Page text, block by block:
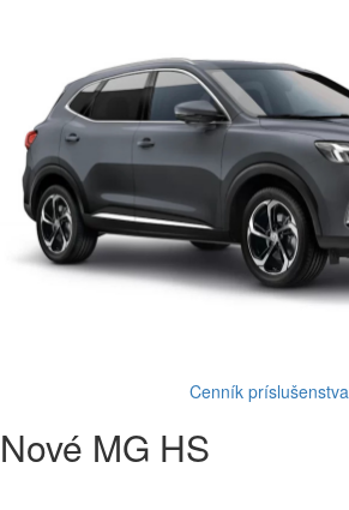
Cenník príslušenstva
Nové MG HS